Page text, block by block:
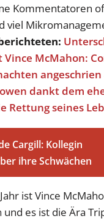
Kommentatoren
viel
McMahon:
angeschrien
dankt dem
Rettung seines
Cargill: Kollegin
ihre Schwächen
ist Vince
es ist die Ära